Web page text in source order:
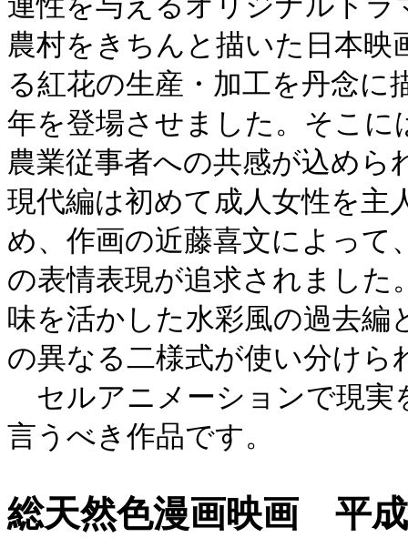
農村をきちんと描いた日本
る紅花の生産・加工を丹念に
年を登場させました。そこに
農業従事者への共感が込めら
現代編は初めて成人女性を
め、作画の近藤喜文によって
の表情表現が追求されました
味を活かした水彩風の過去編
の異なる二様式が使い分けら
セルアニメーションで現実
言うべき作品です。
総天然色漫画映画 平